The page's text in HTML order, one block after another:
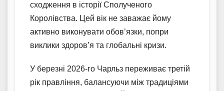
сходження в історії Сполученого
Королівства. Цей вік не заважає йому
активно виконувати обов’язки, попри
виклики здоров’я та глобальні кризи.
У березні 2026-го Чарльз переживає третій
рік правління, балансуючи між традиціями